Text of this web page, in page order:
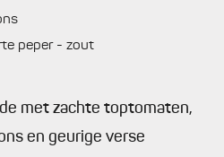
peper - zout
met zachte toptomaten,
en geurige verse